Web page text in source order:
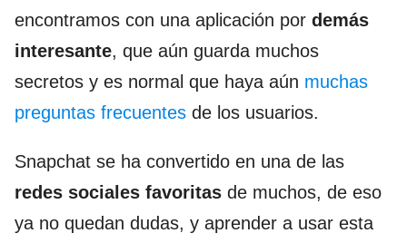
encontramos con una aplicación por demás
interesante, que aún guarda muchos
secretos y es normal que haya aún muchas
preguntas frecuentes de los usuarios.
Snapchat se ha convertido en una de las
redes sociales favoritas de muchos, de eso
ya no quedan dudas, y aprender a usar esta